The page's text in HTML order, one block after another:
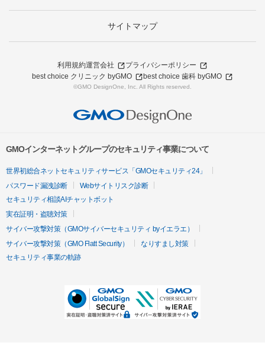
サイトマップ
利用規約運営会社
プライバシーポリシー
best choice クリニック byGMO
best choice 歯科 byGMO
©GMO DesignOne, Inc. All Rights reserved.
GMOインターネットグループのセキュリティ事業について
世界初総合ネットセキュリティサービス「GMOセキュリティ24」
パスワード漏洩診断
Webサイトリスク診断
セキュリティ相談AIチャットボット
実在証明・盗聴対策
サイバー攻撃対策（GMOサイバーセキュリティ byイエラエ）
サイバー攻撃対策（GMO Flatt Security）
なりすまし対策
セキュリティ事業の軌跡